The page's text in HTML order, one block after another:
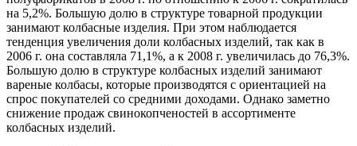
на 5,2%. Большую долю в структуре товарной продукции
занимают колбасные изделия. При этом наблюдается
тенденция увеличения доли колбасных изделий, так как в
2006 г. она составляла 71,1%, а к 2008 г. увеличилась до 76,3%.
Большую долю в структуре колбасных изделий занимают
вареные колбасы, которые производятся с ориентацией на
спрос покупателей со средними доходами. Однако заметно
снижение продаж свинокопченостей в ассортименте
колбасных изделий.